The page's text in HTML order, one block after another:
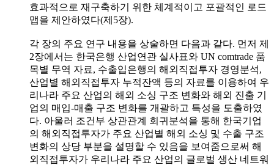
효과적으로 재구축하기 위한 체계적이고 포괄적인 로드
맵을 제안하였다(제5장).
각 장의 주요 연구 내용을 상술하면 다음과 같다. 먼저 제
2장에서는 한국은행 산업연관 실사표와 UN comtrade 품
목별 무역 자료, 수출입은행의 해외직접투자 경영분석,
산업별 해외직접투자 누적잔액 등의 자료를 이용하여 우
리나라 주요 산업의 해외 소싱 구조 변화와 해외 진출 기
업의 매입-매출 구조 변화를 개괄하고 특성을 도출하였
다. 아울러 조건부 상관관계 회귀분석을 통해 한국기업
의 해외직접투자가 주요 산업별 해외 소싱 및 수출 구조
변화의 상당 부분을 설명할 수 있음을 보여줌으로써 해
외직접투자가 우리나라 주요 산업의 글로벌 생산 네트워